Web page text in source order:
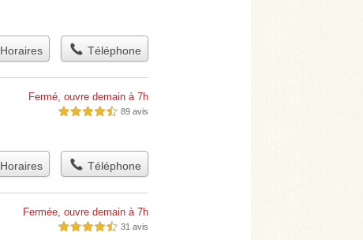
Horaires Téléphone
Fermé, ouvre demain à 7h
4,5 étoiles sur 5 89 avis
Horaires Téléphone
Fermée, ouvre demain à 7h
4,5 étoiles sur 5 31 avis